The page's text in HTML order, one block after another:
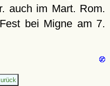
auch im Mart. Rom.
bei Migne am 7.